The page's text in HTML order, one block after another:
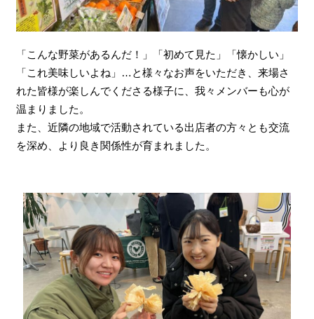
「こんな野菜があるんだ！」「初めて見た」「懐かしい」
「これ美味しいよね」…と様々なお声をいただき、来場さ
れた皆様が楽しんでくださる様子に、我々メンバーも心が
温まりました。
また、近隣の地域で活動されている出店者の方々とも交流
を深め、より良き関係性が育まれました。